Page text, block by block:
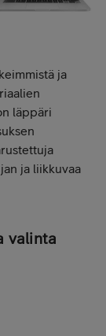
ja
läppäri
ja liikkuvaa
valinta